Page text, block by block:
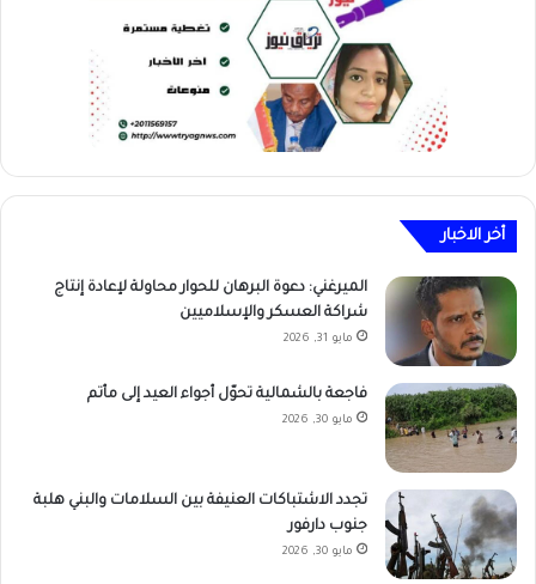
أخر الاخبار
الميرغني: دعوة البرهان للحوار محاولة لإعادة إنتاج
شراكة العسكر والإسلاميين
مايو 31, 2026
فاجعة بالشمالية تحوّل أجواء العيد إلى مأتم
مايو 30, 2026
تجدد الاشتباكات العنيفة بين السلامات والبني هلبة
جنوب دارفور
مايو 30, 2026